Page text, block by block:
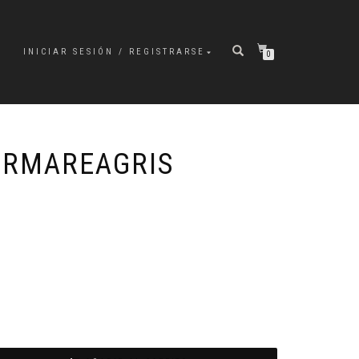
INICIAR SESIÓN / REGISTRARSE 0